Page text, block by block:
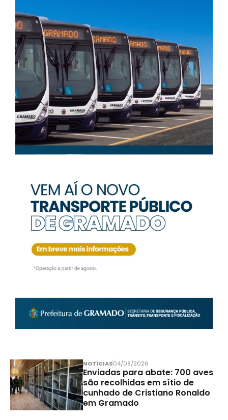
NOTÍCIAS04/08/2026
Enviadas para abate: 700 aves
são recolhidas em sítio de
cunhado de Cristiano Ronaldo
em Gramado